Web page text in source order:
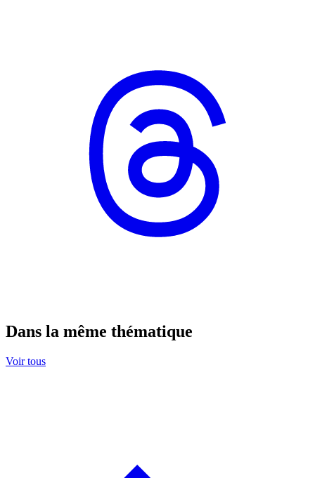
Dans la même thématique
Voir tous